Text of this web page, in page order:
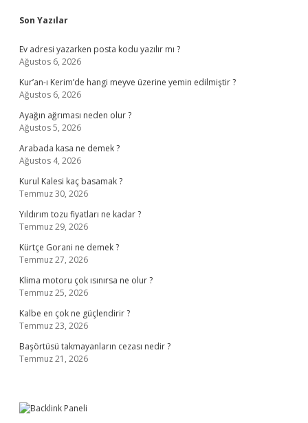
Sidebar
Son Yazılar
Ev adresi yazarken posta kodu yazılır mı ?
Ağustos 6, 2026
Kur’an-ı Kerim’de hangi meyve üzerine yemin edilmiştir ?
Ağustos 6, 2026
Ayağın ağrıması neden olur ?
Ağustos 5, 2026
Arabada kasa ne demek ?
Ağustos 4, 2026
Kurul Kalesi kaç basamak ?
Temmuz 30, 2026
Yıldırım tozu fiyatları ne kadar ?
Temmuz 29, 2026
Kürtçe Gorani ne demek ?
Temmuz 27, 2026
Klima motoru çok ısınırsa ne olur ?
Temmuz 25, 2026
Kalbe en çok ne güçlendirir ?
Temmuz 23, 2026
Başörtüsü takmayanların cezası nedir ?
Temmuz 21, 2026